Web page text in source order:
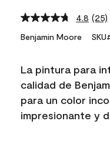
4.8 Read
25
link.
(25)
Benjamin Moore
La pintura para
calidad de
para un color
impresionante y